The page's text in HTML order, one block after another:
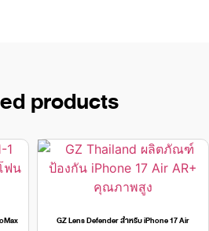
products
GZ Lens Defender สำหรับ iPhone 17 Air